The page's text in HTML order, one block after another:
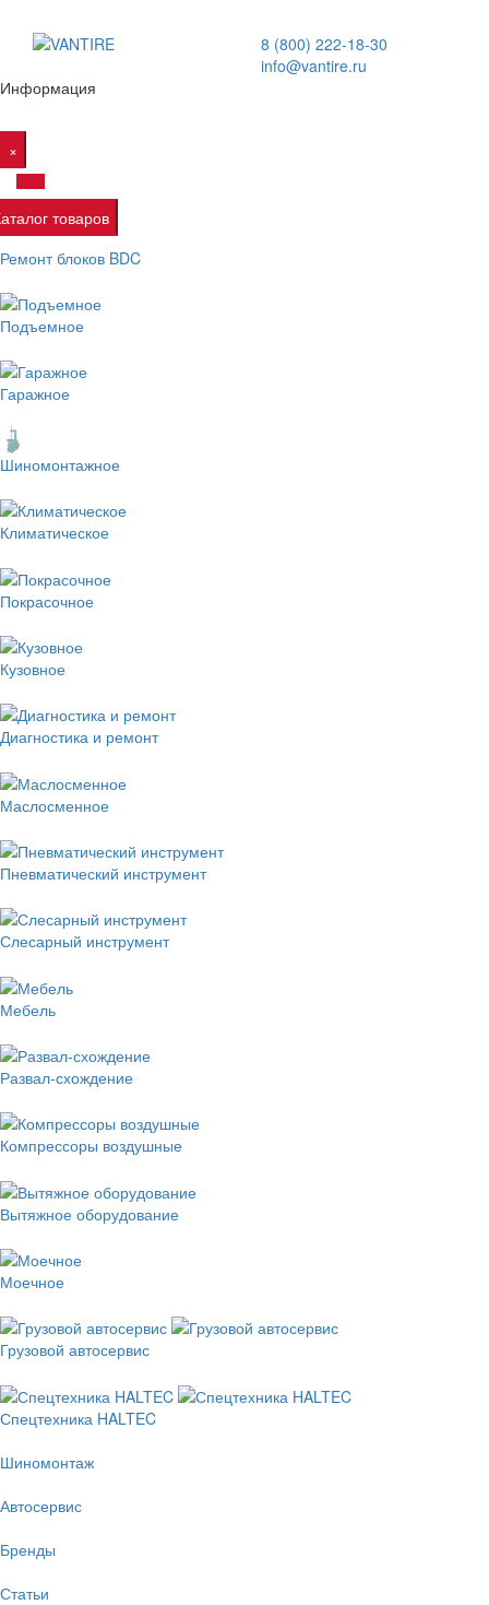
8 (800) 222-18-30
info@vantire.ru
Информация
×
товаров
Ремонт блоков BDC
Подъемное
Гаражное
Шиномонтажное
Климатическое
Покрасочное
Кузовное
Диагностика и ремонт
Маслосменное
Пневматический инструмент
Слесарный инструмент
Мебель
Развал-схождение
Компрессоры воздушные
Вытяжное оборудование
Моечное
Грузовой автосервис
Спецтехника HALTEC
Шиномонтаж
Автосервис
Бренды
Статьи